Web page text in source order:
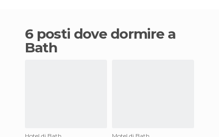
6 posti dove dormire a
Bath